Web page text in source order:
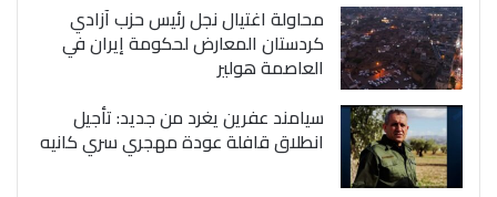
محاولة اغتيال نجل رئيس حزب آزادي
كردستان المعارض لحكومة إيران في
العاصمة هولير
سيامند عفرين يغرد من جديد: تأجيل
انطلاق قافلة عودة مهجري سري كانيه